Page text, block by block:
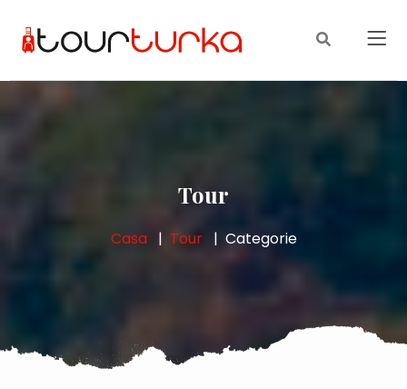
Tour
Casa Tour Categorie